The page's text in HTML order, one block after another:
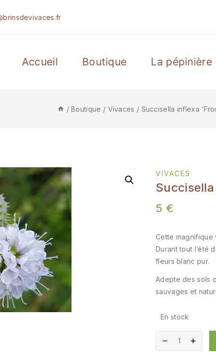
Accueil Boutique La pépinière
/ Boutique / Vivaces / Succisella inflexa
VIVACES
Succisella
5 €
Cette magnifique
Durant tout l’été
fleurs blanc pur.
Adepte des sols
sauvages et
En stock